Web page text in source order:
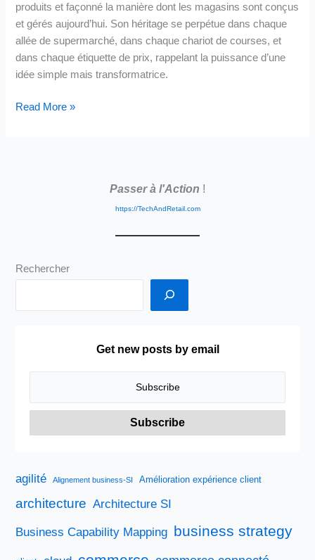
produits et façonné la manière dont les magasins sont conçus
et gérés aujourd’hui. Son héritage se perpétue dans chaque
allée de supermarché, dans chaque chariot de courses, et
dans chaque étiquette de prix, rappelant la puissance d’une
idée simple mais transformatrice.
Piggly
Brevetée
Read More »
Passer à l'Action !
https://TechAndRetail.com
Rechercher
Get new posts by email
agilité Alignement business-SI Amélioration expérience client
architecture Architecture SI
Business Capability Mapping business strategy